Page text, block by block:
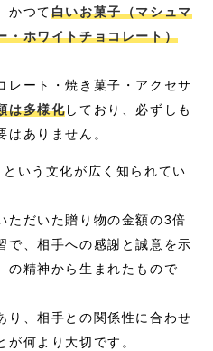
かつて白いお菓子（マシュマ
・ホワイトチョコレート）
レート・焼き菓子・アクセサ
は多様化しており、必ずしも
はありません。
という文化が広く知られてい
ただいた贈り物の金額の3倍
で、相手への感謝と誠意を示
の精神から生まれたもので
り、相手との関係性に合わせ
何より大切です。